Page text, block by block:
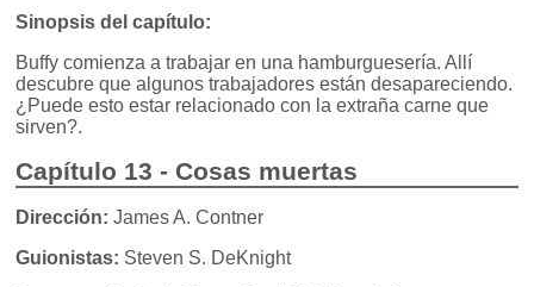
Sinopsis del capítulo:
Buffy comienza a trabajar en una hamburguesería. Allí
descubre que algunos trabajadores están desapareciendo.
¿Puede esto estar relacionado con la extraña carne que
sirven?.
Capítulo 13 - Cosas muertas
Dirección: James A. Contner
Guionistas: Steven S. DeKnight